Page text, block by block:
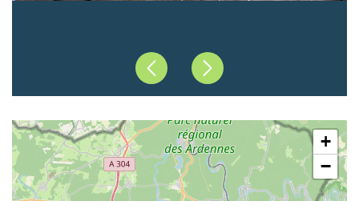
PrécédentSuivant
+
−